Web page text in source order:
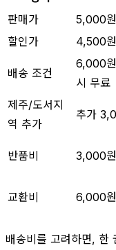
판매가
5,000원
할인가
4,500원
배송 조건
6,000
시 무료
제주/도서지
역 추가
추가
반품비 3,000원
교환비 6,000원
배송비를 고려하면, 한